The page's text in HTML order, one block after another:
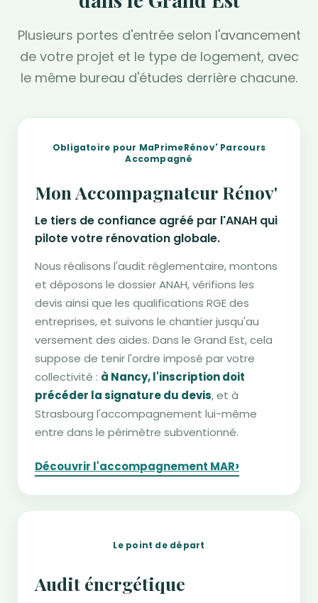
Plusieurs portes d'entrée selon l'avancement
de votre projet et le type de logement, avec
le même bureau d'études derrière chacune.
Obligatoire pour MaPrimeRénov' Parcours
Accompagné
Mon Accompagnateur Rénov'
Le tiers de confiance agréé par l'ANAH qui
pilote votre rénovation globale.
Nous réalisons l'audit réglementaire, montons
et déposons le dossier ANAH, vérifions les
devis ainsi que les qualifications RGE des
entreprises, et suivons le chantier jusqu'au
versement des aides. Dans le Grand Est, cela
suppose de tenir l'ordre imposé par votre
collectivité : à Nancy, l'inscription doit
précéder la signature du devis, et à
Strasbourg l'accompagnement lui-même
entre dans le périmètre subventionné.
Découvrir l'accompagnement MAR›
Le point de départ
Audit énergétique